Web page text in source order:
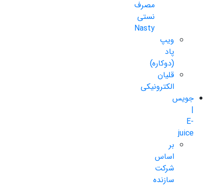
مصرف
نستی
Nasty
ویپ
پاد
(دوکاره)
قلیان
الکترونیکی
جویس
|
E-
juice
بر
اساس
شرکت
سازنده